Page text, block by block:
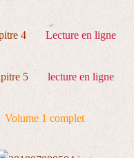
4 Lecture en ligne
5 lecture en ligne
Volume 1 complet